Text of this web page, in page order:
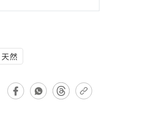
天然